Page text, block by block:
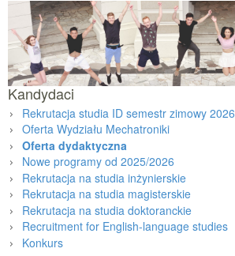
Kandydaci
Rekrutacja studia ID semestr zimowy 2026
Oferta Wydziału Mechatroniki
Oferta dydaktyczna
Nowe programy od 2025/2026
Rekrutacja na studia inżynierskie
Rekrutacja na studia magisterskie
Rekrutacja na studia doktoranckie
Recruitment for English-language studies
Konkurs